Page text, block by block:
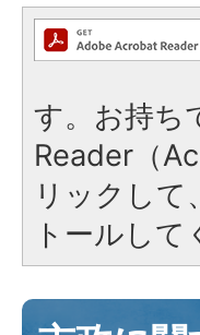
す。お持ち
Reader（
リックし
トールして